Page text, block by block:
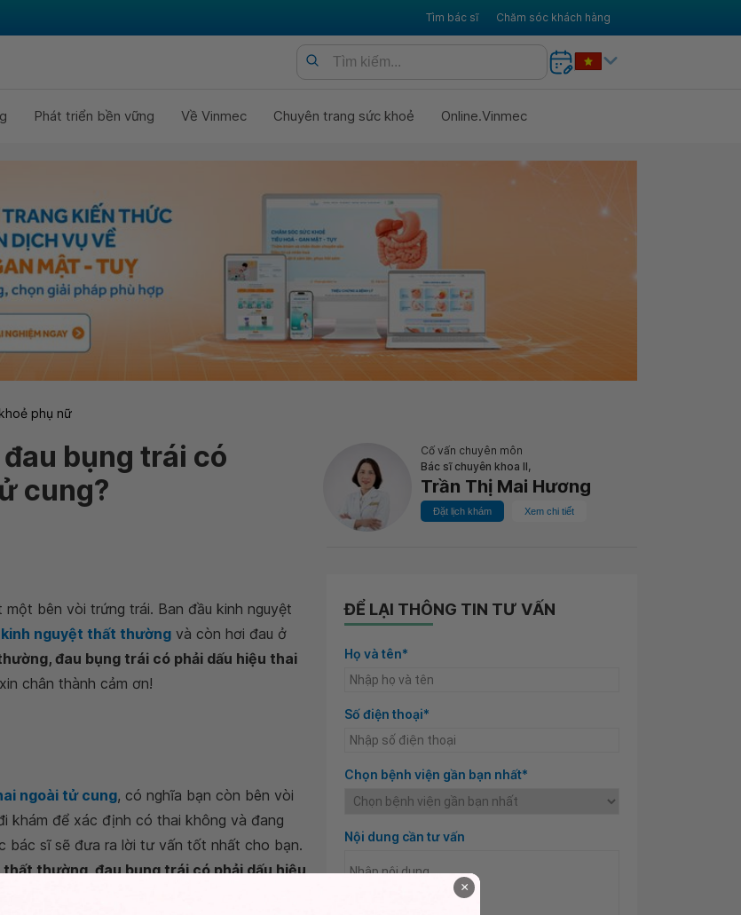
Tìm bác sĩ Chăm sóc khách hàng
Phát triển bền vững Về Vinmec Chuyên trang sức khoẻ Online.Vinmec
phụ nữ
bụng trái có
cung?
Cố vấn chuyên môn
Bác sĩ chuyên khoa II,
Trần Thị Mai Hương
Đặt lịch khám Xem chi tiết
bên vòi trứng trái. Ban đầu kinh nguyệt
kinh nguyệt thất thường và còn hơi đau ở
đau bụng trái có phải dấu hiệu thai
chân thành cảm ơn!
ngoài tử cung, có nghĩa bạn còn bên vòi
khám để xác định có thai không và đang
bác sĩ sẽ đưa ra lời tư vấn tốt nhất cho bạn.
thường, đau bụng trái có phải dấu hiệu
khỏe tốt. Trân trọng!
ĐỂ LẠI THÔNG TIN TƯ VẤN
Họ và tên*
Số điện thoại*
Chọn bệnh viện gần bạn nhất*
Nội dung cần tư vấn
×